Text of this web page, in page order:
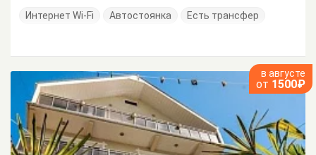
Интернет Wi-Fi Автостоянка Есть трансфер
в августе
от 1500₽